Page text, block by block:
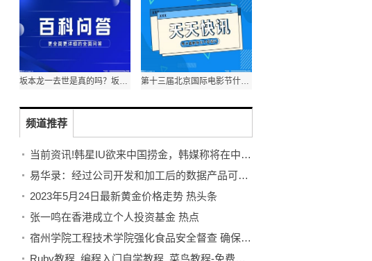
坂本龙一去世是真的吗？坂本龙一的作品有哪些？ 第十三届北京国际电影节什么时候？北京国际电影节是什么级别？
频道推荐
当前资讯!韩星IU欲来中国捞金，韩媒称将在中国掀起风潮，网友纷纷吐槽抵制
易华录：经过公司开发和加工后的数据产品可以直接面向数据需求方,数据需求方按需付费-世界即时
2023年5月24日最新黄金价格走势 热头条
张一鸣在香港成立个人投资基金 热点
宿州学院工程技术学院强化食品安全督查 确保校园食品安全 环球快看点
Ruby教程_编程入门自学教程_菜鸟教程-免费教程分享_当前最新